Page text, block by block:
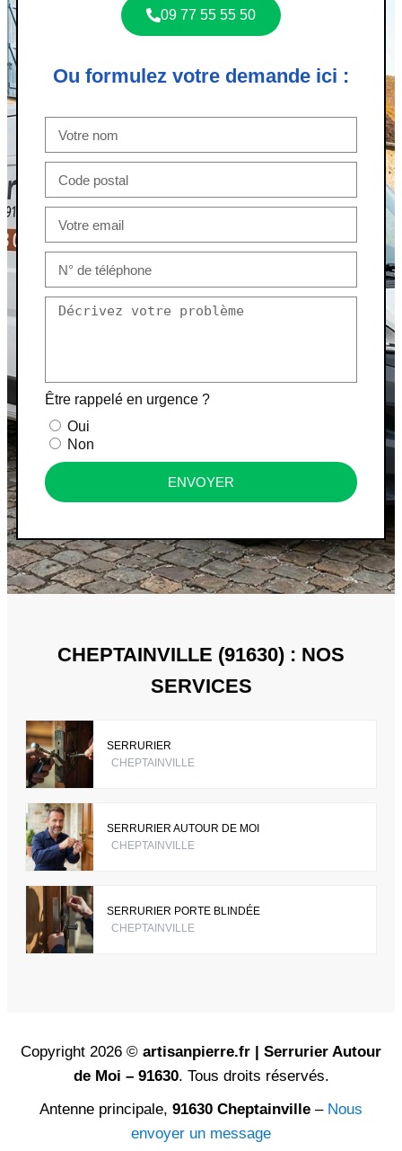
09 77 55 55 50
Ou formulez votre demande ici :
Être rappelé en urgence ?
Oui
Non
ENVOYER
CHEPTAINVILLE (91630) : NOS
SERVICES
SERRURIER
CHEPTAINVILLE
SERRURIER AUTOUR DE MOI
CHEPTAINVILLE
SERRURIER PORTE BLINDÉE
CHEPTAINVILLE
Copyright 2026 © artisanpierre.fr | Serrurier Autour
de Moi – 91630. Tous droits réservés.
Antenne principale, 91630 Cheptainville – Nous
envoyer un message